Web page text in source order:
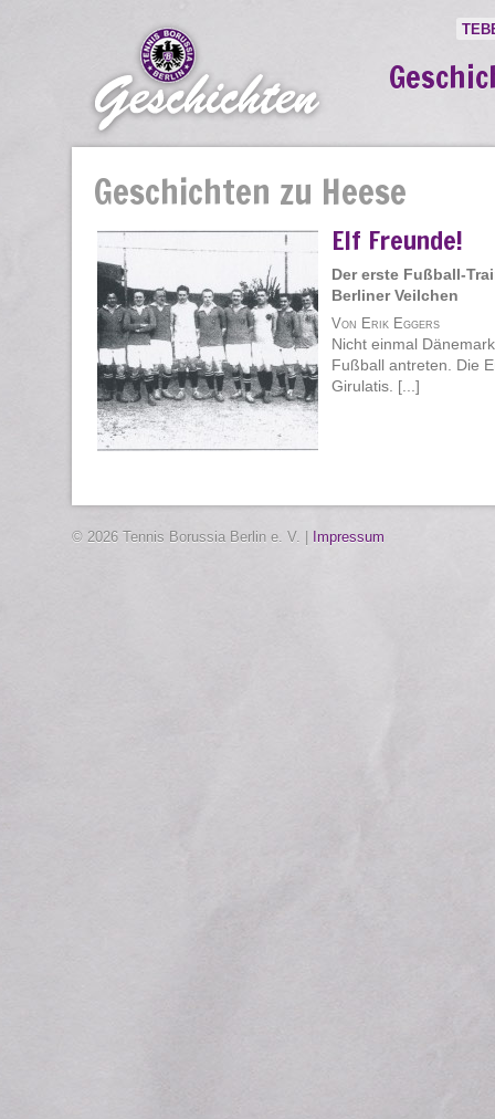
Geschichten zu Heese
Elf Freunde!
Der erste Fußball-
Berliner Veilchen
Von Erik Eggers
Nicht einmal
Fußball antreten. Die
Girulatis. [...]
© 2026 Tennis Borussia Berlin e. V. | Impressum